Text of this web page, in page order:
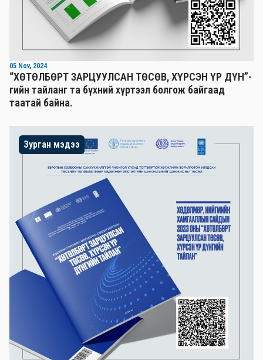
05 Nov, 2024
“ХӨТӨЛБӨРТ ЗАРЦУУЛСАН ТӨСӨВ, ХҮРСЭН ҮР ДҮН”-
гийн тайланг та бүхний хүртээл болгож байгаад
таатай байна.
Зурган мэдээ